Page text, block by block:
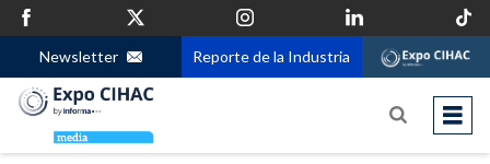
Newsletter Reporte de la Industria